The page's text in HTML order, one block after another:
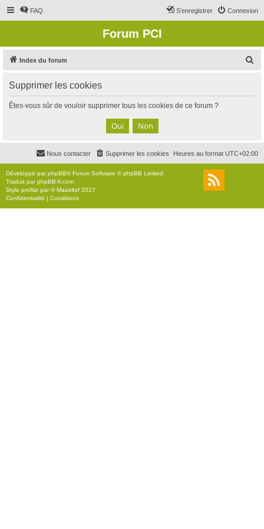
FAQ Connexion
S’enregistrer
Forum PCI
Index du forum
c
Supprimer les cookies
Êtes-vous sûr de vouloir supprimer tous les cookies de ce forum ?
Heures au format UTC+02:00
Supprimer les cookies
Nous contacter
Développé parphpBB® Forum Software © phpBB Limited
Traduit parphpBB-fr.com
Style proflat par ©Mazeltof 2017
Confidentialité | Conditions